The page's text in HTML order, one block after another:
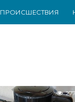
ПРОИСШЕСТВИЯ
277